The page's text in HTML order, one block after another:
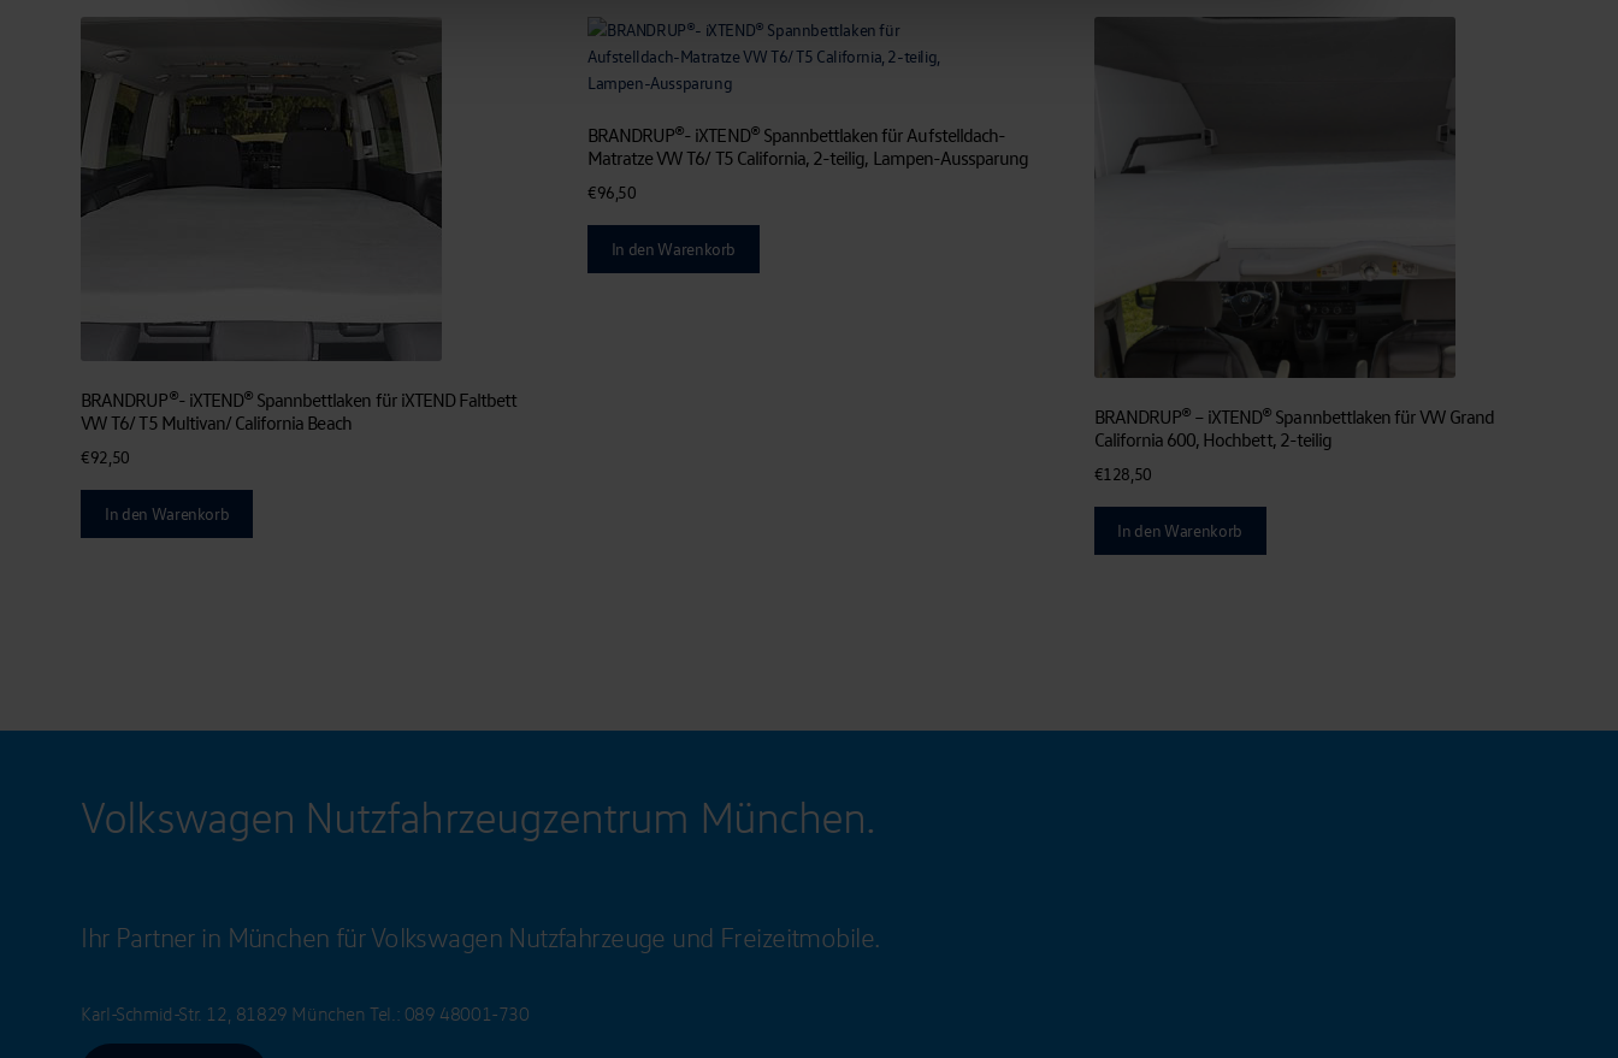
BRANDRUP®- iXTEND® Spannbettlaken für iXTEND Faltbett
VW T6/ T5 Multivan/ California Beach
€92,50
In den Warenkorb
BRANDRUP®- iXTEND® Spannbettlaken für Aufstelldach-
Matratze VW T6/ T5 California, 2-teilig, Lampen-Aussparung
€96,50
In den Warenkorb
BRANDRUP® – iXTEND® Spannbettlaken für VW Grand
California 600, Hochbett, 2-teilig
€128,50
In den Warenkorb
Volkswagen Nutzfahrzeugzentrum München.
Ihr Partner in München für Volkswagen Nutzfahrzeuge und Freizeitmobile.
Karl-Schmid-Str. 12, 81829 München Tel.: 089 48001-730